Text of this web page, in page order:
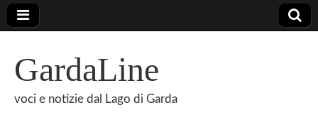
GardaLine
voci e notizie dal Lago di Garda